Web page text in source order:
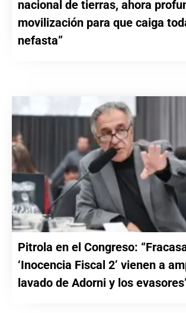
nacional de tierras, ahora
movilización para que caiga
nefasta”
Pitrola en el Congreso:
‘Inocencia Fiscal 2’ vienen a
lavado de Adorni y los